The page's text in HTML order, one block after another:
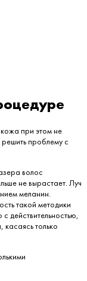
при этом не
проблему с
волос
не вырастает. Луч
меланин.
такой методики
действительностью,
только